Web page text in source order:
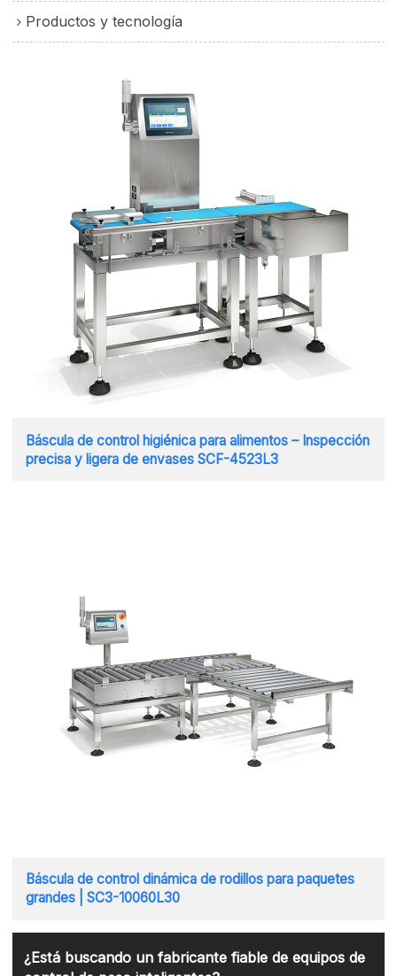
Productos y tecnología
Báscula de control higiénica para alimentos – Inspección
precisa y ligera de envases SCF-4523L3
Báscula de control dinámica de rodillos para paquetes
grandes | SC3-10060L30
¿Está buscando un fabricante fiable de equipos de